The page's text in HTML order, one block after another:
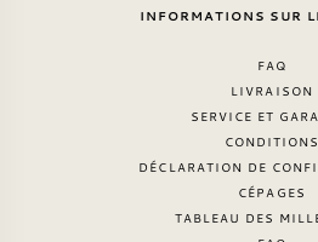
INFORMATIONS SUR
FAQ
LIVRAISON
SERVICE ET
CONDITIONS
DÉCLARATION DE
CÉPAGES
TABLEAU DES